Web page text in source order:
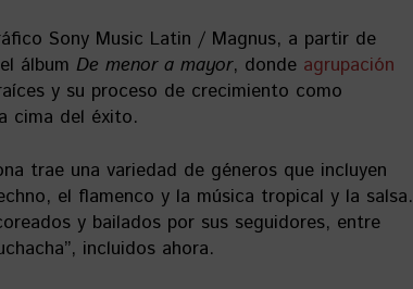
Sony Music Latin / Magnus, a partir de
álbum De menor a mayor, donde agrupación
y su proceso de crecimiento como
cima del éxito.
trae una variedad de géneros que incluyen
el flamenco y la música tropical y la salsa.
y bailados por sus seguidores, entre
incluidos ahora.